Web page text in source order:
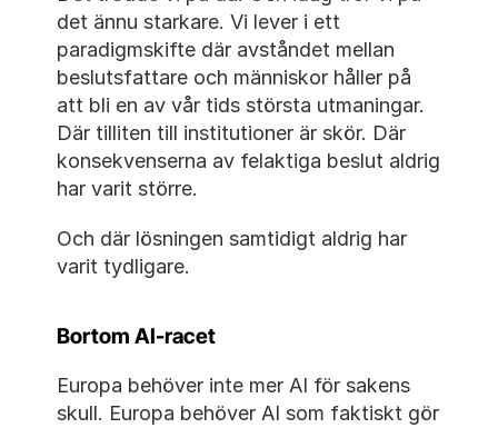
det ännu starkare. Vi lever i ett
paradigmskifte där avståndet mellan
beslutsfattare och människor håller på
att bli en av vår tids största utmaningar.
Där tilliten till institutioner är skör. Där
konsekvenserna av felaktiga beslut aldrig
har varit större.
Och där lösningen samtidigt aldrig har
varit tydligare.
Bortom AI-racet
Europa behöver inte mer AI för sakens
skull. Europa behöver AI som faktiskt gör